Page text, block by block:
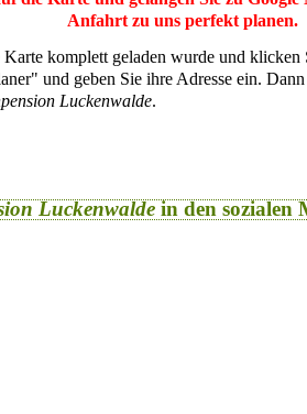
Anfahrt zu uns perfekt planen.
komplett geladen wurde und
und geben Sie ihre Adresse ein.
Luckenwalde.
Luckenwaldein den sozialen